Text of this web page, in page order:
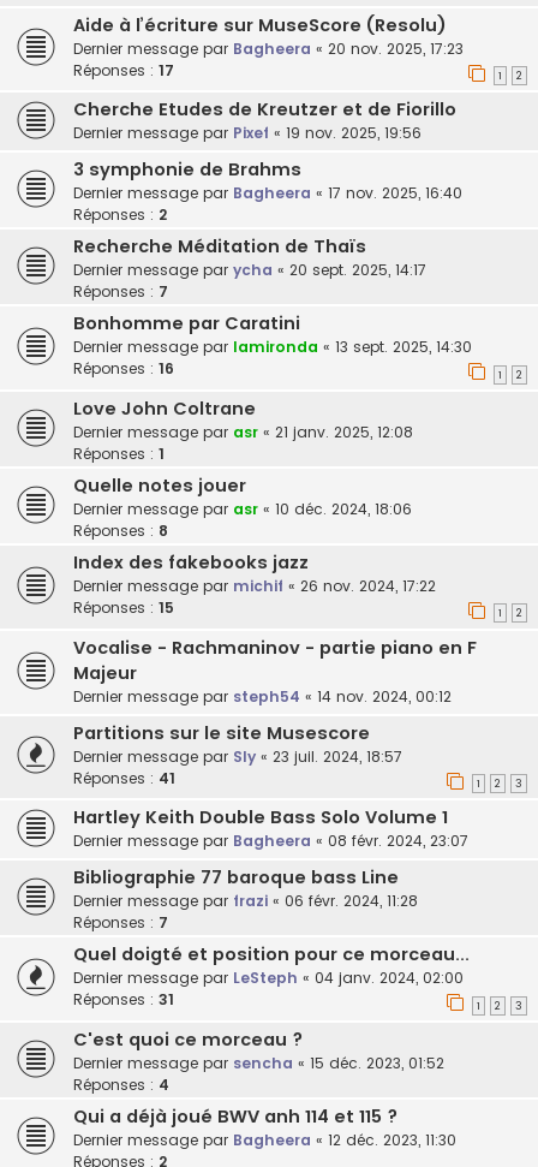
Aide à l’écriture sur MuseScore (Resolu)
Dernier message par Bagheera « 20 nov. 2025, 17:23
Réponses : 17 1 2
Cherche Etudes de Kreutzer et de Fiorillo
Dernier message par Pixef « 19 nov. 2025, 19:56
3 symphonie de Brahms
Dernier message par Bagheera « 17 nov. 2025, 16:40
Réponses : 2
Recherche Méditation de Thaïs
Dernier message par ycha « 20 sept. 2025, 14:17
Réponses : 7
Bonhomme par Caratini
Dernier message par lamironda « 13 sept. 2025, 14:30
Réponses : 16 1 2
Love John Coltrane
Dernier message par asr « 21 janv. 2025, 12:08
Réponses : 1
Quelle notes jouer
Dernier message par asr « 10 déc. 2024, 18:06
Réponses : 8
Index des fakebooks jazz
Dernier message par michif « 26 nov. 2024, 17:22
Réponses : 15 1 2
Vocalise - Rachmaninov - partie piano en F
Majeur
Dernier message par steph54 « 14 nov. 2024, 00:12
Partitions sur le site Musescore
Dernier message par Sly « 23 juil. 2024, 18:57
Réponses : 41 1 2 3
Hartley Keith Double Bass Solo Volume 1
Dernier message par Bagheera « 08 févr. 2024, 23:07
Bibliographie 77 baroque bass Line
Dernier message par frazi « 06 févr. 2024, 11:28
Réponses : 7
Quel doigté et position pour ce morceau...
Dernier message par LeSteph « 04 janv. 2024, 02:00
Réponses : 31 1 2 3
C'est quoi ce morceau ?
Dernier message par sencha « 15 déc. 2023, 01:52
Réponses : 4
Qui a déjà joué BWV anh 114 et 115 ?
Dernier message par Bagheera « 12 déc. 2023, 11:30
Réponses : 2